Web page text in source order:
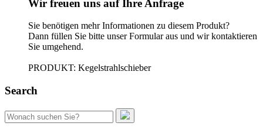
Wir freuen uns auf Ihre Anfrage
Sie benötigen mehr Informationen zu diesem Produkt?
Dann füllen Sie bitte unser Formular aus und wir kontaktieren
Sie umgehend.
PRODUKT: Kegelstrahlschieber
Search
Suchen
nach: